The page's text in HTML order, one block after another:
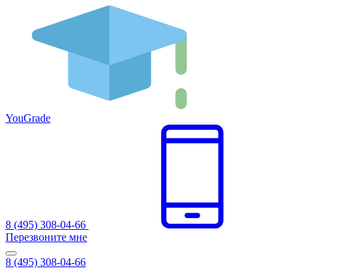
YouGrade
8 (495) 308-04-66
Перезвоните мне
8 (495) 308-04-66